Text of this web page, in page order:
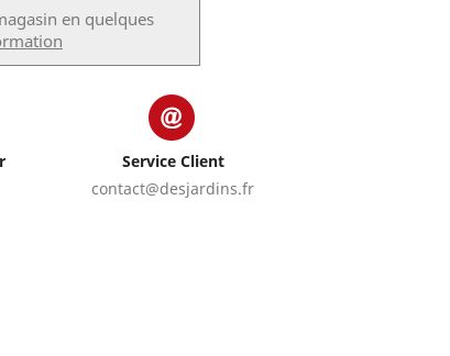
en quelques
Service Client
contact@desjardins.fr